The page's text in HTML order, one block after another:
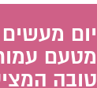
יום
מטעם
טובה